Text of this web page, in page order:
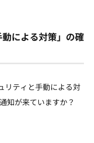
による対策」の確
リティと手動による対
知が来ていますか？